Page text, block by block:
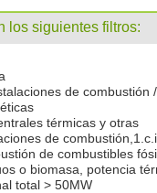
los siguientes filtros:
de combustión /
térmicas y otras
de
de combustibles
o biomasa, potencia
total > 50MW